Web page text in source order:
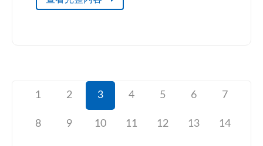
1 2 3 4 5 6 7
8 9 10 11 12 13 14